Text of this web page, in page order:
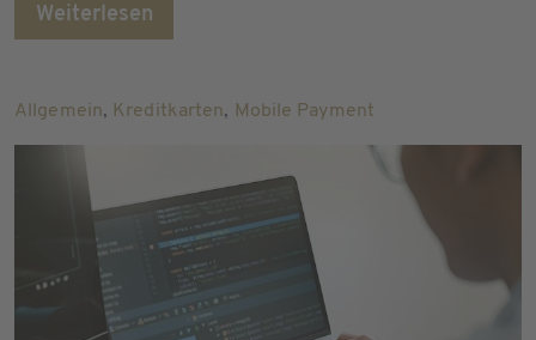
Weiterlesen
Allgemein, Kreditkarten, Mobile Payment